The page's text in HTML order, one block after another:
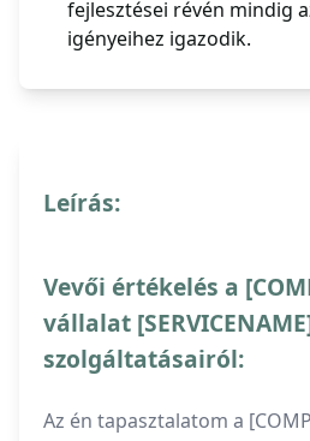
fejlesztései révén mindig
igényeihez igazodik.
Leírás:
Vevői értékelés a
vállalat
szolgáltatásairól:
Az én tapasztalatom a